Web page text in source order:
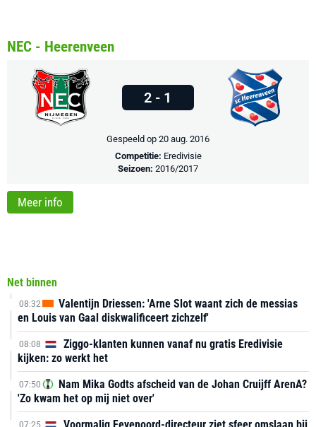
Net binnen
08:32
Valentijn Driessen: 'Arne Slot waant zich de messias
en Louis van Gaal diskwalificeert zichzelf'
08:08
Ziggo-klanten kunnen vanaf nu gratis Eredivisie
kijken: zo werkt het
07:50
Nam Mika Godts afscheid van de Johan Cruijff ArenA?
'Zo kwam het op mij niet over'
07:25
NEC - Heerenveen
2 - 1
Gespeeld op 20 aug. 2016
Competitie: Eredivisie
Seizoen: 2016/2017
Meer info